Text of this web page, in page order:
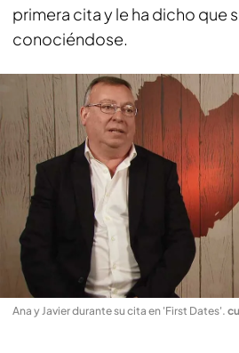
primera cita y le ha dicho que
conociéndose.
Ana y Javier durante su cita en 'First Dates'.